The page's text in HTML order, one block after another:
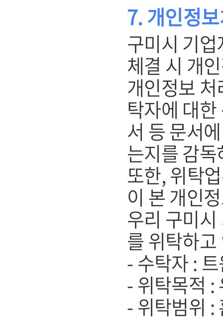
7. 개인정
구미시 기
체결 시 개
개인정보
탁자에 대
서 등 문서
는지를 감
또한, 위탁
이 본 개인
우리 구미
를 위탁하
- 수탁자 :
- 위탁목적 :
- 위탁범위 :